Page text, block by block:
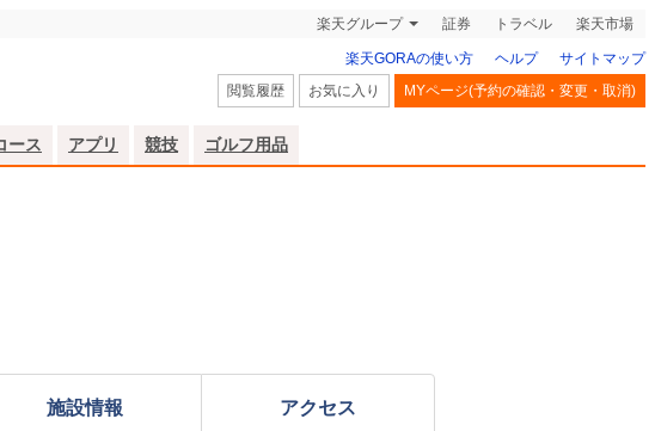
楽天グループ 証券 トラベル 楽天市場
楽天GORAの使い方 ヘルプ
サイトマップ
閲覧履歴
お気に入り MYページ(予約の確認・変更・取消)
ース アプリ 競技 ゴルフ用品
施設情報 アクセス